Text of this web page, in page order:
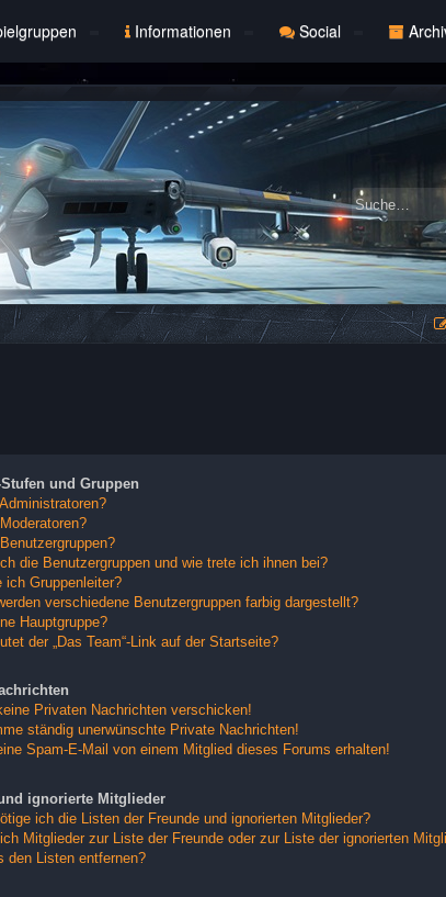
Informationen Social
und Gruppen
die Benutzergruppen und wie trete ich ihnen bei?
ich Gruppenleiter?
verschiedene Benutzergruppen farbig dargestellt?
Hauptgruppe?
der „Das Team“-Link auf der Startseite?
Privaten Nachrichten verschicken!
ständig unerwünschte Private Nachrichten!
Spam-E-Mail von einem Mitglied dieses Forums erhalten!
ignorierte Mitglieder
ich die Listen der Freunde und ignorierten Mitglieder?
Mitglieder zur Liste der Freunde oder zur Liste der ignorierten
den Listen entfernen?